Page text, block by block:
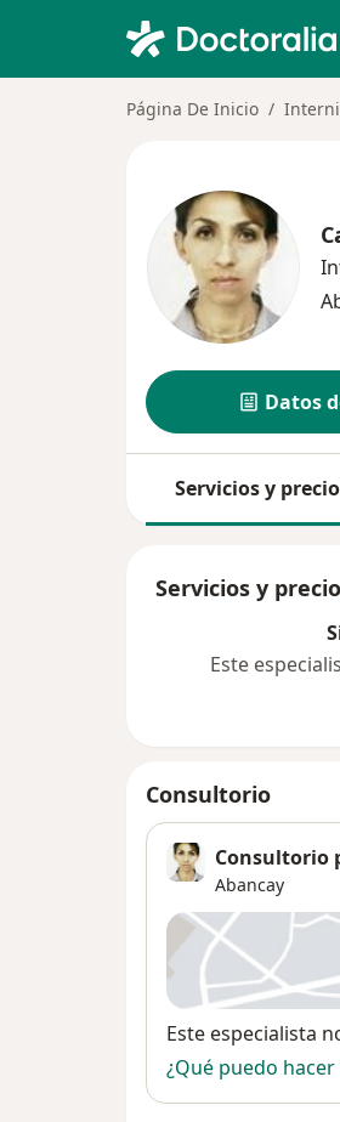
Página De Inicio
Datos
Servicios y
Servicios y
Este
Consultorio
Consultorio
Abancay
Disponibilidad
Este especialista
¿Qué puedo